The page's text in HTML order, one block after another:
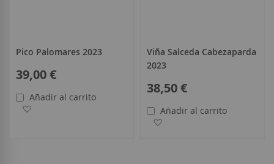
Pico Palomares 2023
39,00 €
Añadir al carrito
Viña Salceda Cabezaparda
2023
38,50 €
Añadir al carrito